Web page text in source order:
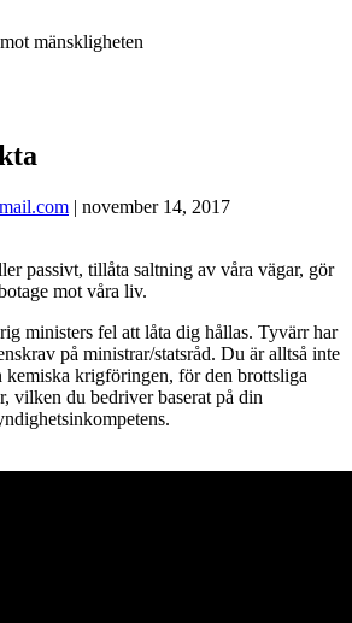
mänskligheten
| november 14, 2017
passivt, tillåta saltning av våra vägar, gör
mot våra liv.
ministers fel att låta dig hållas. Tyvärr har
på ministrar/statsråd. Du är alltså inte
kemiska krigföringen, för den brottsliga
vilken du bedriver baserat på din